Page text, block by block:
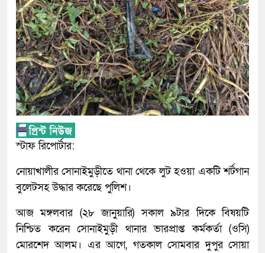
স্টাফ রিপোর্টার:
নোয়াখালীর সোনাইমুড়ীতে থানা থেকে লুট হওয়া একটি শর্টগান
বুলেটসহ উদ্ধার করেছে পুলিশ।
আজ মঙ্গলবার (২৮ জানুয়ারি) সকাল ৯টার দিকে বিষয়টি
নিশ্চিত করেন সোনাইমুড়ী থানার ভারপ্রাপ্ত কর্মকর্তা (ওসি)
মোরশেদ আলম। এর আগে, গতকাল সোমবার দুপুর সোয়া